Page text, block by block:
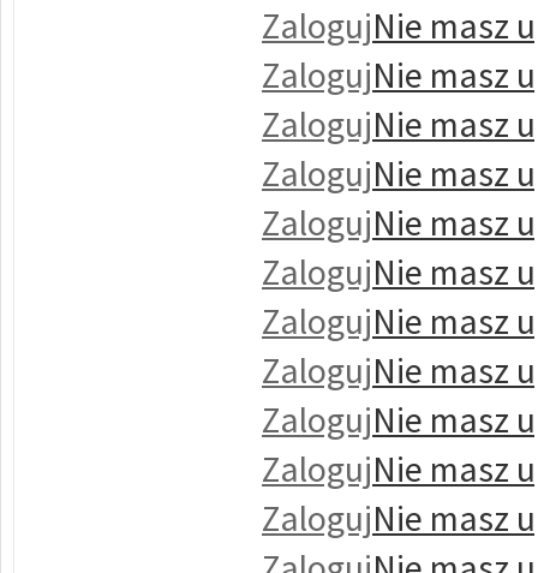
ZalogujNie masz
ZalogujNie masz
ZalogujNie masz
ZalogujNie masz
ZalogujNie masz
ZalogujNie masz
ZalogujNie masz
ZalogujNie masz
ZalogujNie masz
ZalogujNie masz
ZalogujNie masz